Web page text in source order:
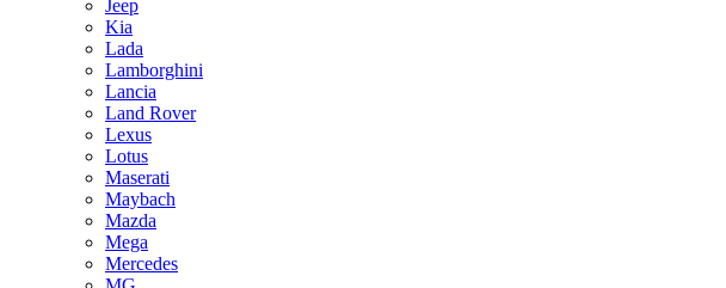
Jeep
Kia
Lada
Lamborghini
Lancia
Land Rover
Lexus
Lotus
Maserati
Maybach
Mazda
Mega
Mercedes